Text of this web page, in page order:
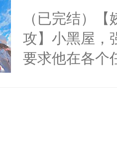
只为你，守
你，才拥有家
人×最强鬼神
学生，为了
想到，青梅
舍友，你暗搓
不懂方言，你
（已完结）
攻】小黑屋，
要求他在各个